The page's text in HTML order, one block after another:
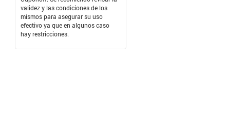
validez y las condiciones de los
mismos para asegurar su uso
efectivo ya que en algunos caso
hay restricciones.